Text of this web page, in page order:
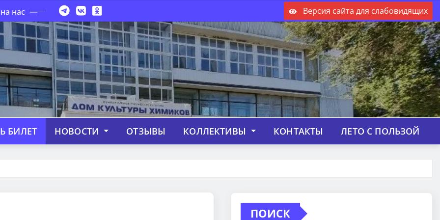
нас Версия сайта для слабовидящих
БИЛЕТ НОВОСТИ ОТЗЫВЫ КОЛЛЕКТИВЫ КОНТАКТЫ ЛЕТО С ПОЛЬЗОЙ
ПОИСК